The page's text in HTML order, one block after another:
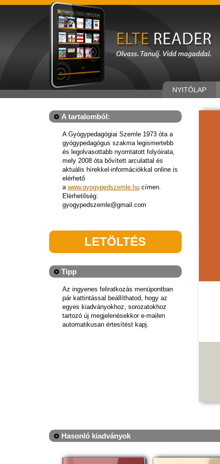
NYITÓLAP
A tartalomból:
A Gyógypedagógiai Szemle 1973 óta a
gyógypedagógus szakma legismertebb
és legolvasottabb nyomtatott folyóirata,
mely 2008 óta bővített arculattal és
aktuális hírekkel-információkkal online is
elérhető
a www.gyogypedszemle.hu címen.
Elérhetőség:
gyogypedszemle@gmail.com
LETÖLTÉS
Tipp
Az ingyenes feliratkozás menüpontban
pár kattintással beállíthatod, hogy az
egyes kiadványokhoz, sorozatokhoz
tartozó új megjelenésekkor e-mailen
automatikusan értesítést kapj.
Hasonló kiadványok